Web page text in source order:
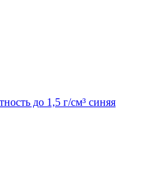
до 1,5 г/см³ синяя